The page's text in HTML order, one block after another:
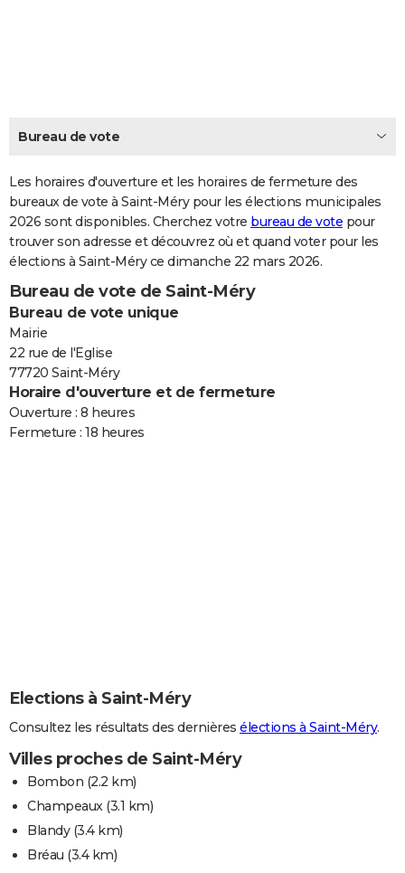
CARTE DE VOEUX
Dictionnaire
Biographies
Citations
Expressions
Proverbes
PROGRAMME TV
COPAINS D'AVANT
FORUM
Bricolage
Lifestyle
Culture
Sport
Auto
Television
Voyage
Cinema
Bureau de vote
Les horaires d'ouverture et les horaires de fermeture des
bureaux de vote à Saint-Méry pour les élections municipales
2026 sont disponibles. Cherchez votre bureau de vote pour
trouver son adresse et découvrez où et quand voter pour les
élections à Saint-Méry ce dimanche 22 mars 2026.
Bureau de vote de Saint-Méry
Bureau de vote unique
Mairie
22 rue de l'Eglise
77720 Saint-Méry
Horaire d'ouverture et de fermeture
Ouverture : 8 heures
Fermeture : 18 heures
Elections à Saint-Méry
Consultez les résultats des dernières élections à Saint-Méry.
Villes proches de Saint-Méry
Bombon (2.2 km)
Champeaux(3.1 km)
Blandy(3.4 km)
Bréau (3.4 km)